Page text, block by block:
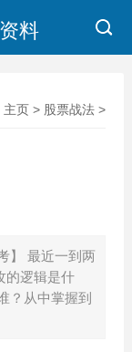
主页 > 股票战法 >
】 最近一到两
的逻辑是什
？从中掌握到